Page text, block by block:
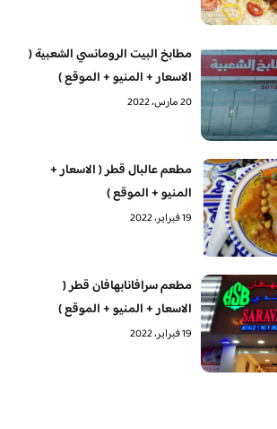
مطابخ البيت الرومانسي الشعبية (
الاسعار + المنيو + الموقع )
20 مارس، 2022
مطعم عالبال قطر ( الاسعار +
المنيو + الموقع )
19 فبراير، 2022
مطعم سرافانابهافان قطر (
الاسعار + المنيو + الموقع )
19 فبراير، 2022